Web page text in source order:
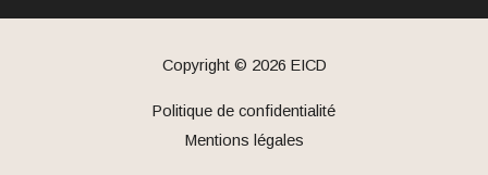
Copyright © 2026 EICD
Politique de confidentialité
Mentions légales